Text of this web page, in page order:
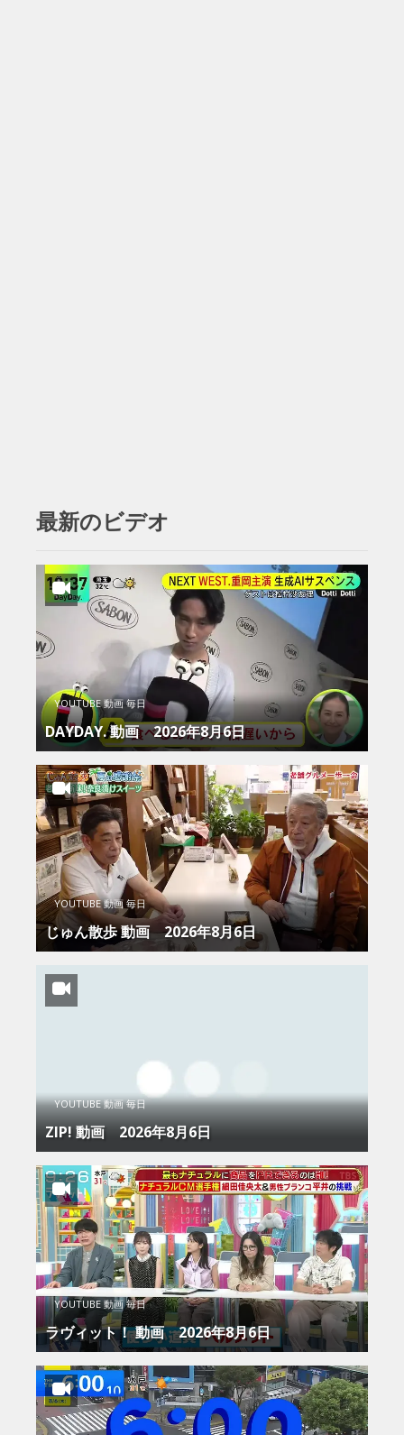
最新のビデオ
YOUTUBE 動画 毎日
DAYDAY. 動画 2026年8月6日
YOUTUBE 動画 毎日
じゅん散歩 動画 2026年8月6日
YOUTUBE 動画 毎日
ZIP! 動画 2026年8月6日
YOUTUBE 動画 毎日
ラヴィット！ 動画 2026年8月6日